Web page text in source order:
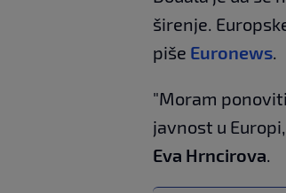
širenje.
piše Euronews.
"Moram
javnost u
Eva Hrncirova.